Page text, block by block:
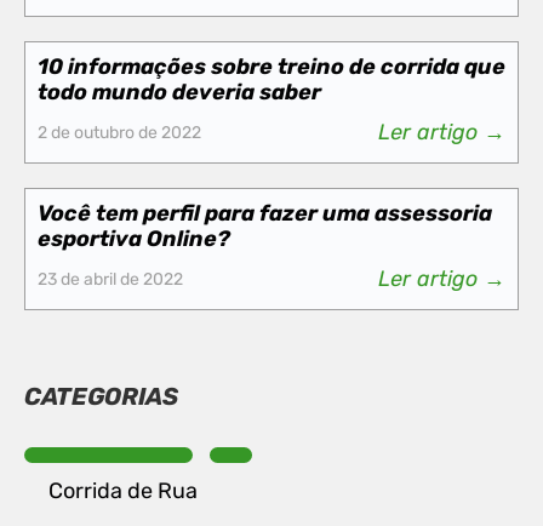
10 informações sobre treino de corrida que
todo mundo deveria saber
2 de outubro de 2022 Ler artigo →
Você tem perfil para fazer uma assessoria
esportiva Online?
23 de abril de 2022 Ler artigo →
CATEGORIAS
Corrida de Rua